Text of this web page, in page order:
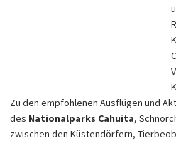
Zu den empfohlenen Ausflügen und
des Nationalparks Cahuita,
zwischen den Küstendörfern,